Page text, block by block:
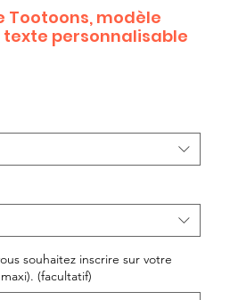
Tootoons, modèle
texte personnalisable
souhaitez inscrire sur votre
(facultatif)